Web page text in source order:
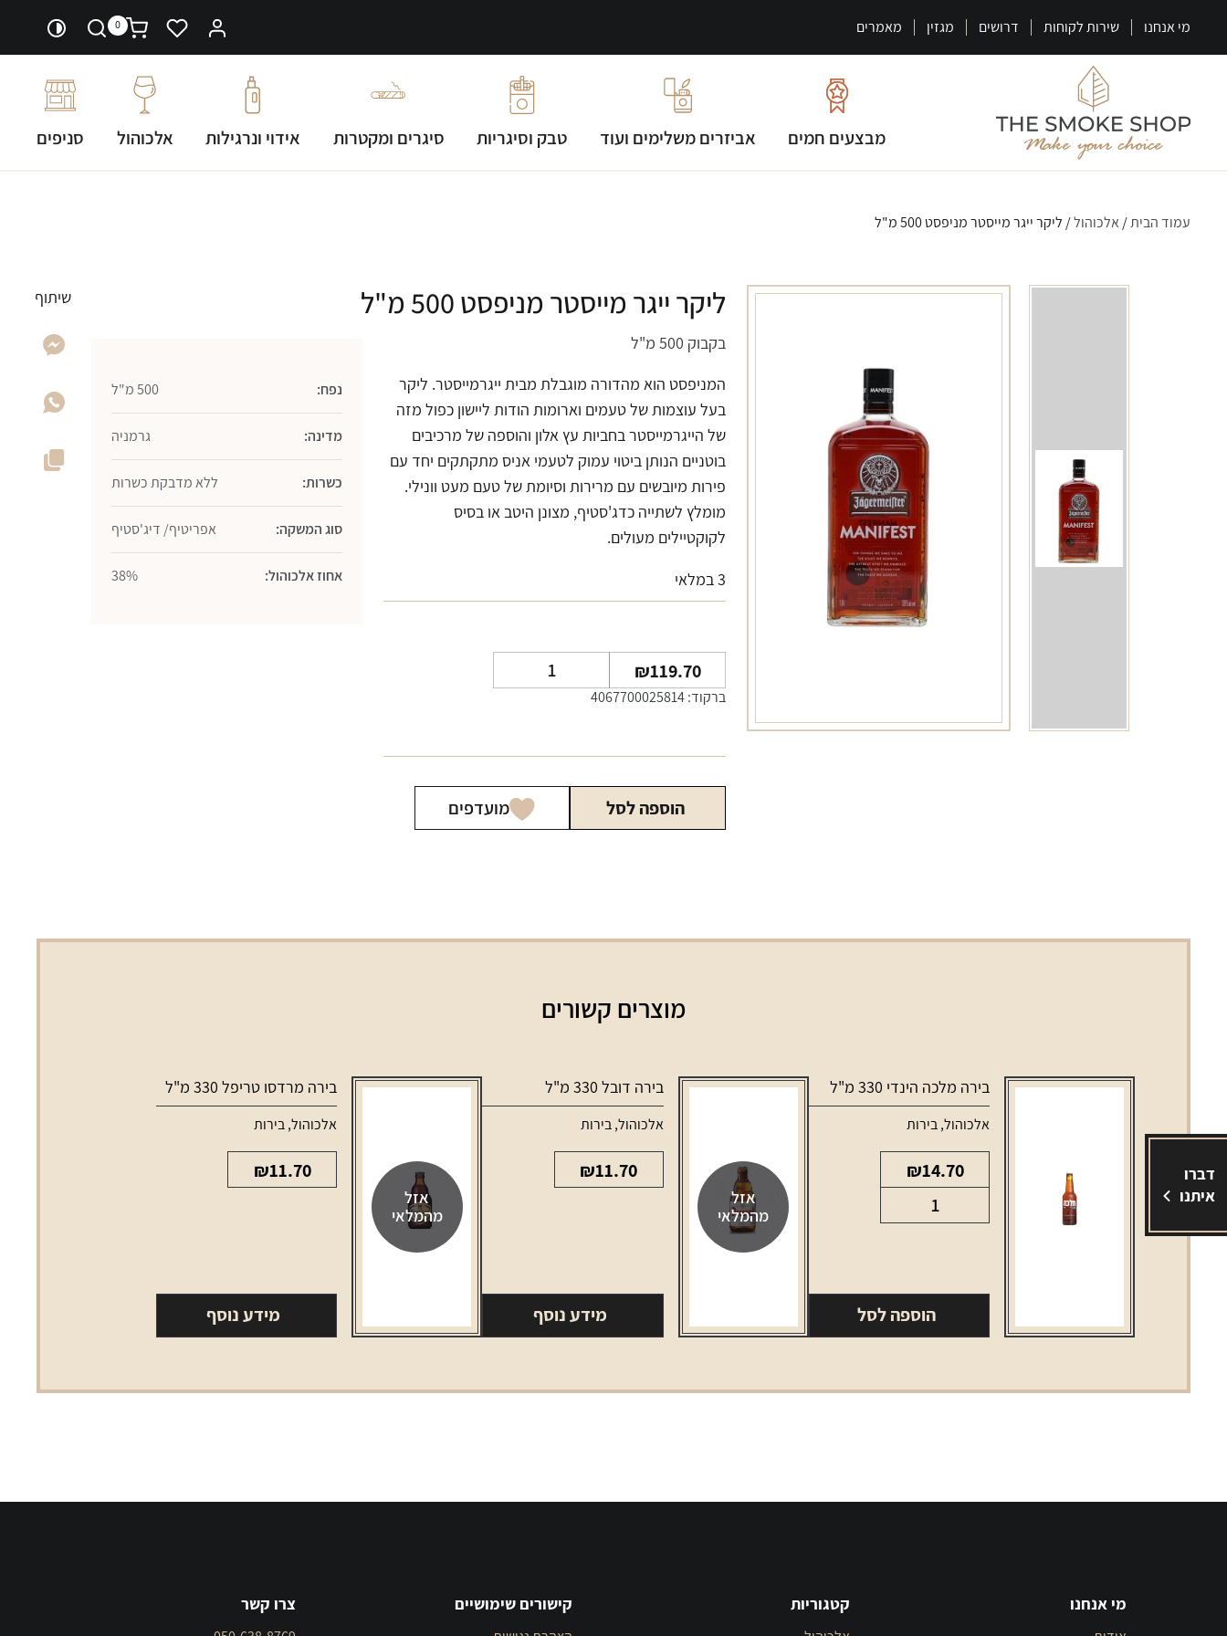
מי אנחנו שירות לקוחות דרושים מגזין מאמרים 0
מבצעים חמים אביזרים משלימים ועוד טבק וסיגריות סיגרים ומקטרות אידוי ונרגילות אלכוהול סניפים
דברו
איתנו
עמוד הבית/ אלכוהול/ ליקר ייגר מייסטר מניפסט 500 מ"ל
ליקר ייגר מייסטר מניפסט 500 מ"ל
בקבוק 500 מ"ל
המניפסט הוא מהדורה מוגבלת מבית ייגרמייסטר. ליקר
בעל עוצמות של טעמים וארומות הודות ליישון כפול מזה
של הייגרמייסטר בחביות עץ אלון והוספה של מרכיבים
בוטניים הנותן ביטוי עמוק לטעמי אניס מתקתקים יחד עם
פירות מיובשים עם מרירות וסיומת של טעם מעט וונילי.
מומלץ לשתייה כדג'סטיף, מצונן היטב או בסיס
לקוקטיילים מעולים.
3 במלאי
₪119.70
של
מניפסט
500
ברקוד: 4067700025814
הוספה לסל מועדפים
נפח: 500 מ"ל
מדינה: גרמניה
כשרות: ללא מדבקת כשרות
סוג המשקה: אפריטיף/ דיג'סטיף
אחוז אלכוהול: 38%
שיתוף
מוצרים קשורים
בירה מלכה הינדי 330 מ"ל
אלכוהול,בירות
₪14.70
של
הינדי
הוספה לסל
אזל
מהמלאי
בירה דובל 330 מ"ל
אלכוהול,בירות
₪11.70
מידע נוסף
אזל
מהמלאי
בירה מרדסו טריפל 330 מ"ל
אלכוהול,בירות
₪11.70
מידע נוסף
מי אנחנו קטגוריות קישורים שימושיים צרו קשר